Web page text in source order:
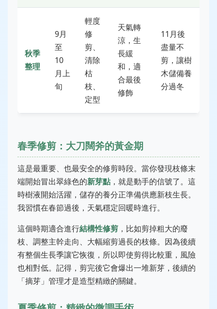
秋季
整理
9月
至
10
月上
旬
輕度
修
剪、
清除
枯
枝、
定型
天氣轉
涼，生
長緩
和，適
合最後
修飾
11月後
盡量不
剪，讓樹
木儲備養
分過冬
春季修剪：大刀闊斧的黃金期
這是最重要、也最安全的修剪時段。當你發現枝條末
端開始冒出翠綠色的新芽點 ，就是動手的信號了。這
時樹液開始活躍，儲存的養分正準備供應新枝生長。
我習慣在春節過後，天氣穩定回暖時進行。
這個時期適合進行結構性修剪 ，比如剪掉粗大的廢
枝、調整主幹走向、大幅縮剪過長的枝條。因為後續
有整個生長季讓它恢復，所以即使剪得比較重，風險
也相對低。記得，剪完後它會爆出一堆新芽，後續的
「摘芽」管理才是造型精緻的關鍵。